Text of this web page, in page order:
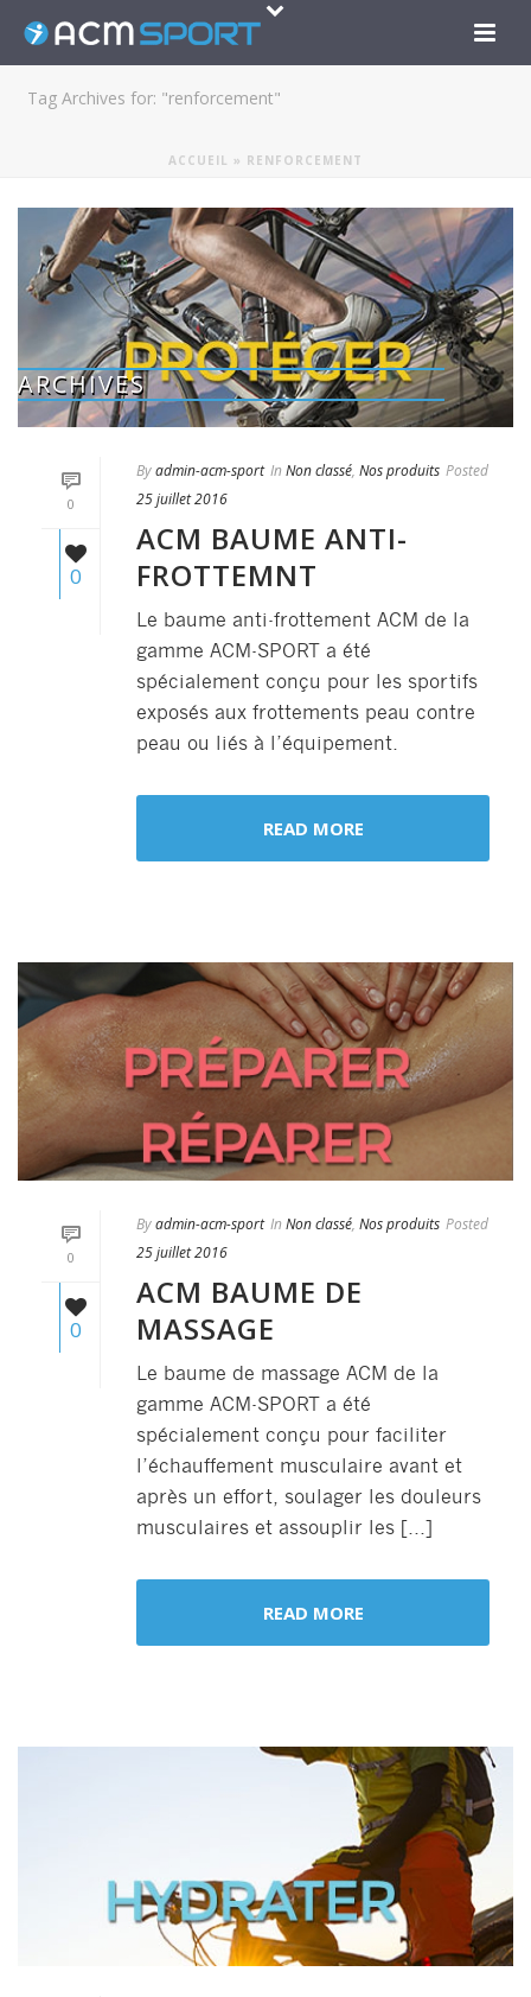
ARCHIVES
Tag Archives for: "renforcement"
ACCUEIL » RENFORCEMENT
0
0
Byadmin-acm-sport In Non classé, Nos produits Posted
25 juillet 2016
ACM BAUME ANTI-
FROTTEMNT
Le baume anti-frottement ACM de la
gamme ACM-SPORT a été
spécialement conçu pour les sportifs
exposés aux frottements peau contre
peau ou liés à l’équipement.
READ MORE
0
0
Byadmin-acm-sport In Non classé, Nos produits Posted
25 juillet 2016
ACM BAUME DE
MASSAGE
Le baume de massage ACM de la
gamme ACM-SPORT a été
spécialement conçu pour faciliter
l’échauffement musculaire avant et
après un effort, soulager les douleurs
musculaires et assouplir les [...]
READ MORE